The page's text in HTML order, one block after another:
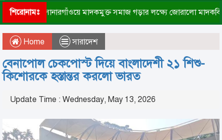
শিরোনামঃ সোনারগাঁওয়ে মাদকমুক্ত সমাজ গড়ার লক্ষ্যে জোরালো
Home সারাদেশ
বেনাপোল চেকপোস্ট দিয়ে বাংলাদেশী ২১ শিশু-
কিশোরকে হস্তান্তর করলো ভারত
Update Time : Wednesday, May 13, 2026